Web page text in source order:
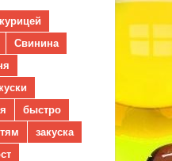
Свинина
быстро
закуска